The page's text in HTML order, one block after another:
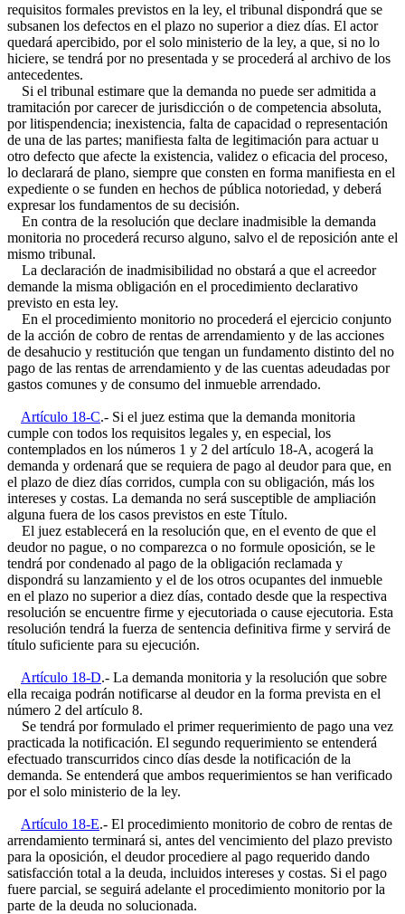
requisitos formales previstos en la ley, el tribunal dispondrá que se
subsanen los defectos en el plazo no superior a diez días. El actor
quedará apercibido, por el solo ministerio de la ley, a que, si no lo
hiciere, se tendrá por no presentada y se procederá al archivo de los
antecedentes.
Si el tribunal estimare que la demanda no puede ser admitida a
tramitación por carecer de jurisdicción o de competencia absoluta,
por litispendencia; inexistencia, falta de capacidad o representación
de una de las partes; manifiesta falta de legitimación para actuar u
otro defecto que afecte la existencia, validez o eficacia del proceso,
lo declarará de plano, siempre que consten en forma manifiesta en el
expediente o se funden en hechos de pública notoriedad, y deberá
expresar los fundamentos de su decisión.
En contra de la resolución que declare inadmisible la demanda
monitoria no procederá recurso alguno, salvo el de reposición ante el
mismo tribunal.
La declaración de inadmisibilidad no obstará a que el acreedor
demande la misma obligación en el procedimiento declarativo
previsto en esta ley.
En el procedimiento monitorio no procederá el ejercicio conjunto
de la acción de cobro de rentas de arrendamiento y de las acciones
de desahucio y restitución que tengan un fundamento distinto del no
pago de las rentas de arrendamiento y de las cuentas adeudadas por
gastos comunes y de consumo del inmueble arrendado.
Artículo 18-C.- Si el juez estima que la demanda monitoria
cumple con todos los requisitos legales y, en especial, los
contemplados en los números 1 y 2 del artículo 18-A, acogerá la
demanda y ordenará que se requiera de pago al deudor para que, en
el plazo de diez días corridos, cumpla con su obligación, más los
intereses y costas. La demanda no será susceptible de ampliación
alguna fuera de los casos previstos en este Título.
El juez establecerá en la resolución que, en el evento de que el
deudor no pague, o no comparezca o no formule oposición, se le
tendrá por condenado al pago de la obligación reclamada y
dispondrá su lanzamiento y el de los otros ocupantes del inmueble
en el plazo no superior a diez días, contado desde que la respectiva
resolución se encuentre firme y ejecutoriada o cause ejecutoria. Esta
resolución tendrá la fuerza de sentencia definitiva firme y servirá de
título suficiente para su ejecución.
Artículo 18-D.- La demanda monitoria y la resolución que sobre
ella recaiga podrán notificarse al deudor en la forma prevista en el
número 2 del artículo 8.
Se tendrá por formulado el primer requerimiento de pago una vez
practicada la notificación. El segundo requerimiento se entenderá
efectuado transcurridos cinco días desde la notificación de la
demanda. Se entenderá que ambos requerimientos se han verificado
por el solo ministerio de la ley.
Artículo 18-E.- El procedimiento monitorio de cobro de rentas de
arrendamiento terminará si, antes del vencimiento del plazo previsto
para la oposición, el deudor procediere al pago requerido dando
satisfacción total a la deuda, incluidos intereses y costas. Si el pago
fuere parcial, se seguirá adelante el procedimiento monitorio por la
parte de la deuda no solucionada.